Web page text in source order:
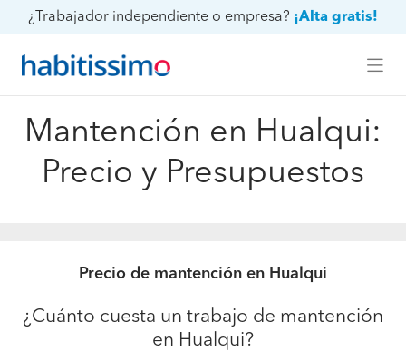
¿Trabajador independiente o empresa? ¡Alta gratis!
Mantención en Hualqui:
Precio y Presupuestos
Precio de mantención en Hualqui
¿Cuánto cuesta un trabajo de mantención
en Hualqui?